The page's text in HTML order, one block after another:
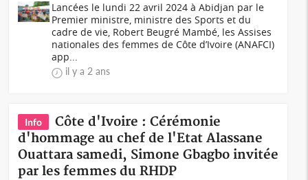
Lancées le lundi 22 avril 2024 à Abidjan par le
Premier ministre, ministre des Sports et du
cadre de vie, Robert Beugré Mambé, les Assises
nationales des femmes de Côte d’Ivoire (ANAFCI)
app...
il y a 2 ans
Info
Côte d'Ivoire : Cérémonie
d'hommage au chef de l'Etat Alassane
Ouattara samedi, Simone Gbagbo invitée
par les femmes du RHDP